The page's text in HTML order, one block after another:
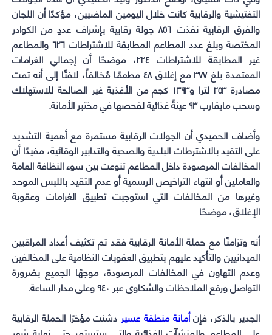
التفتيشية والرقابية كانت خلال اليومين الماضيين، مؤكدًا أن اللجان
والفرق الرقابية نفذت ٨٥٦ جولة رقابية بإشراف عددٍ من الكوادر
المختصة وبلغ عدد المطاعم المطابقة للاشتراطات ٦٢٦ والمطاعم
غير المطابقة للاشتراطات ٢٢٤، موضحًا أن إجمالي الغرامات
المعتمدة بلغ ٣٧٧ مع إغلاق ٤٨ مطعمًا مُخالفاً، لافتًا إلى أنه تمت
مصادرة ٢٥٣ لترا و١٣٩٣ كجم من الأغذية غير الصالحة للاستهلاك
وسحب مايقارب ٩٣ عينةً غذائية لفحصها في مختبر الأمانة.
وأضاف الحميدي أن الجولات الرقابية مستمرة مع أهمية التشديد
على التقيد بالاشترطات البلدية والصحية والتدابير الوقائية، مفيدًا أن
المخالفات المرصودة داخل المطاعم تنوعت بين سوء النظافة العامة
والعاملين أو انتهاء التراخيص الرسمية أو عدم التقيد باللبس الموحد
وغيرها من المخالفات التي استوجبت تطبيق الغرامات وعقوبة
الإغلاق، موضحًا
أنه وتزامنًا مع حملة الأمانة الرقابية فقد تم تكثيف أعداد المراقبين
الميدانيين والتأكيد عليهم بتطبيق العقوبات النظامية على المخالفين
وعدم التهاون في المخالفات المرصودة، موجهًا الجميع بضرورة
التواصل ورفع الملاحظات والشكاوى عبر ٩٤٠ وعلى مدار الساعة.
الجدير بالذكر، فإنأمانة منطقة عسير دشنت مؤخرًا الحملة الرقابية